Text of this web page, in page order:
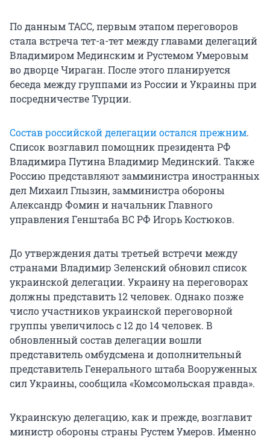
По данным ТАСС, первым этапом переговоров
стала встреча тет-а-тет между главами делегаций
Владимиром Мединским и Рустемом Умеровым
во дворце Чираган. После этого планируется
беседа между группами из России и Украины при
посредничестве Турции.
Состав российской делегации остался прежним.
Список возглавил помощник президента РФ
Владимира Путина Владимир Мединский. Также
Россию представляют замминистра иностранных
дел Михаил Глызин, замминистра обороны
Александр Фомин и начальник Главного
управления Генштаба ВС РФ Игорь Костюков.
До утверждения даты третьей встречи между
странами Владимир Зеленский обновил список
украинской делегации. Украину на переговорах
должны представить 12 человек. Однако позже
число участников украинской переговорной
группы увеличилось с 12 до 14 человек. В
обновленный состав делегации вошли
представитель омбудсмена и дополнительный
представитель Генерального штаба Вооруженных
сил Украины, сообщила «Комсомольская правда».
Украинскую делегацию, как и прежде, возглавит
министр обороны страны Рустем Умеров. Именно